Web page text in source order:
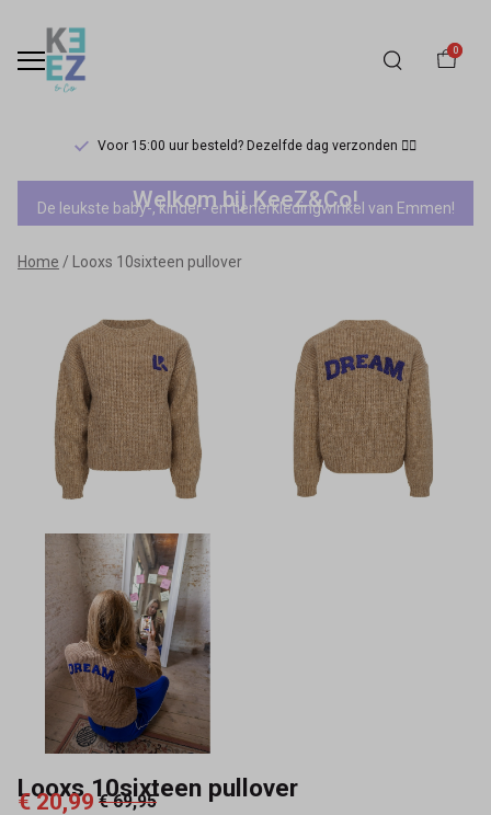
0
Voor 15:00 uur besteld? Dezelfde dag verzonden 🏃‍♀️
Looxs
10sixteen
pullover
Keez&Co
Welkom bij KeeZ&Co!
De leukste baby-, kinder- en tienerkledingwinkel van Emmen!
Home Looxs 10sixteen pullover
Looxs 10sixteen pullover
€ 20,99 € 69,95